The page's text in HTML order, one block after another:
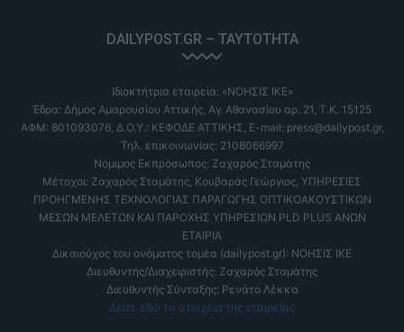
DAILYPOST.GR – ΤΑΥΤΌΤΗΤΑ
Ιδιοκτήτρια εταιρεία: «ΝΟΗΣΙΣ ΙΚΕ»
Έδρα: Δήμος Αμαρουσίου Αττικής, Αγ. Αθανασίου αρ. 21, Τ.Κ. 15125
ΑΦΜ: 801093076, Δ.Ο.Υ.: ΚΕΦΟΔΕ ΑΤΤΙΚΗΣ, E-mail: press@dailypost.gr,
Τηλ. επικοινωνίας: 2108066997
Νόμιμος Εκπρόσωπος: Ζαχαρός Σταμάτης
Μέτοχοι: Ζαχαρός Σταμάτης, Κουβαράς Γεώργιος, ΥΠΗΡΕΣΙΕΣ
ΠΡΟΗΓΜΕΝΗΣ ΤΕΧΝΟΛΟΓΙΑΣ ΠΑΡΑΓΩΓΗΣ ΟΠΤΙΚΟΑΚΟΥΣΤΙΚΩΝ
ΜΕΣΩΝ ΜΕΛΕΤΩΝ ΚΑΙ ΠΑΡΟΧΗΣ ΥΠΗΡΕΣΙΩΝ PLD PLUS ΑΝΩΝ
ΕΤΑΙΡΙΑ
Δικαιούχος του ονόματος τομέα (dailypost.gr): ΝΟΗΣΙΣ ΙΚΕ
Διευθυντής/Διαχειριστής: Ζαχαρός Σταμάτης
Διευθυντής Σύνταξης: Ρενάτο Λέκκα
Δείτε εδώ τα στοιχεία της εταιρείας